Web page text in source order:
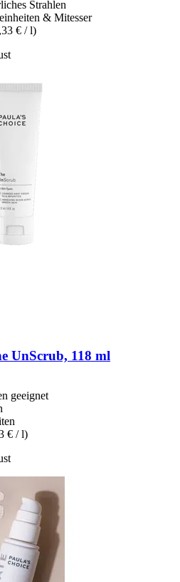
Strahlen
& Mitesser
€ / l)
UnScrub, 118 ml
geeignet
€ / l)